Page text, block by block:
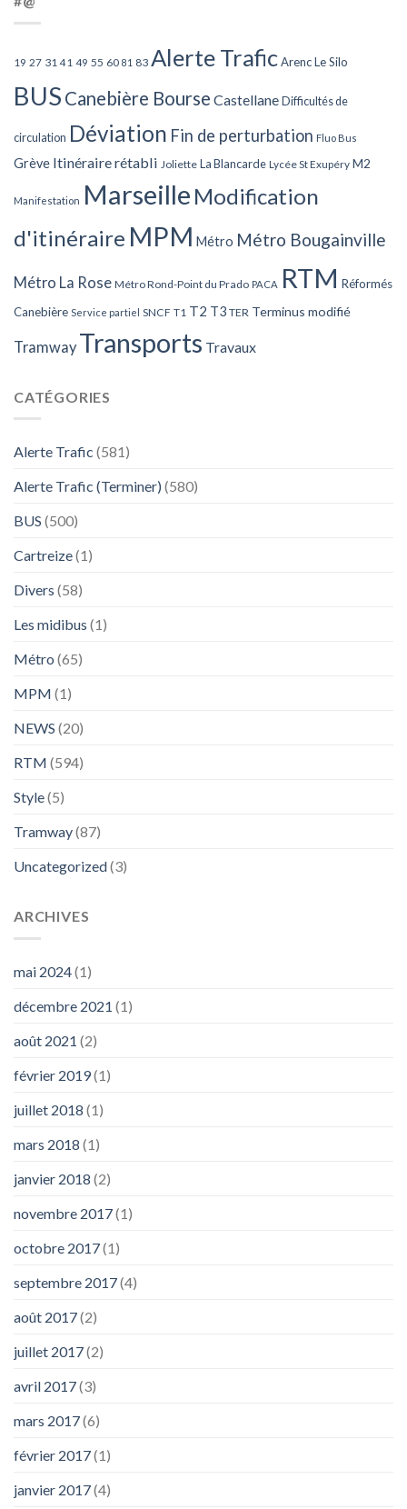
19 27 31 41 49 55 60 81 83 Alerte TraficArenc Le Silo
BUS Canebière Bourse Castellane Difficultés de
circulation Déviation Fin de perturbation Fluo Bus
Grève Itinéraire rétabli Joliette La Blancarde Lycée St Exupéry M2
Manifestation Marseille Modification
d'itinéraire MPM Métro Métro Bougainville
Métro La Rose Métro Rond-Point du Prado PACA RTM Réformés
Canebière Service partiel SNCF T1 T2 T3 TER Terminus modifié
Tramway Transports Travaux
CATÉGORIES
Alerte Trafic (581)
Alerte Trafic (Terminer) (580)
BUS (500)
Cartreize(1)
Divers (58)
Les midibus (1)
Métro (65)
MPM (1)
NEWS (20)
RTM (594)
Style(5)
Tramway(87)
Uncategorized(3)
ARCHIVES
mai 2024(1)
décembre 2021 (1)
août 2021 (2)
février 2019(1)
juillet 2018 (1)
mars 2018 (1)
janvier 2018 (2)
novembre 2017(1)
octobre 2017(1)
septembre 2017(4)
août 2017(2)
juillet 2017(2)
avril 2017(3)
mars 2017(6)
février 2017(1)
janvier 2017(4)